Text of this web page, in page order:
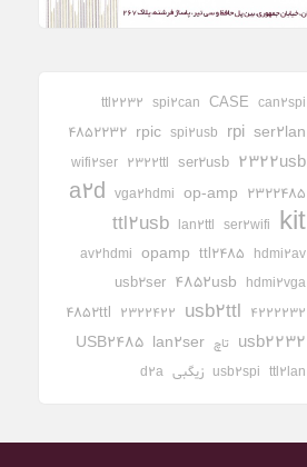
can2spi
CASE
spi2can
ttl2232
ser2lan
rpi
spi2usb
rpic
4852232
2322usb
ser2usb
2322ttl
wifi2ser
2322485
op-amp
vga2hdmi
a2d
kit
ser2wifi
lan2ttl
ttl2usb
hdmi2av
ttl2485
opamp
av2hdmi
hdmi2vga
4852usb
usb2ser
4222232
usb2ttl
2322422
4852ttl
usb2232 تاچ lan2ser
USB2485
ttl2lan
usb2spi زیگبی d2a